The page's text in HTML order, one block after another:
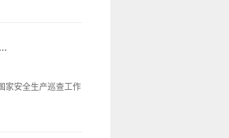
家安全生产巡查工作